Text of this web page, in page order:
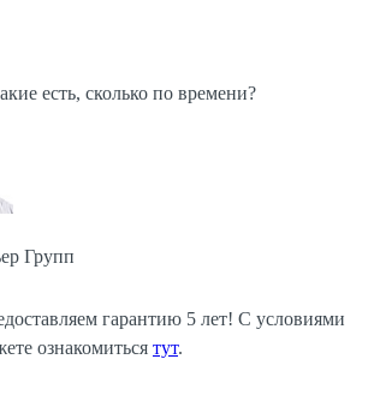
есть, сколько по времени?
Групп
гарантию 5 лет! С условиями
ознакомиться тут.